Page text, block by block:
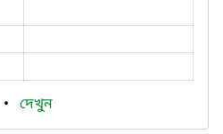
• দেখুন